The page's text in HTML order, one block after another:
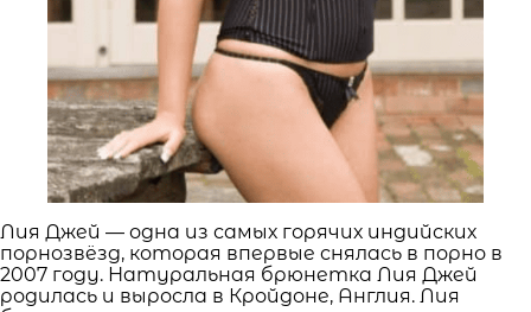
Лия Джей — одна из самых горячих индийских
порнозвёзд, которая впервые снялась в порно в
2007 году. Натуральная брюнетка Лия Джей
родилась и выросла в Кройдоне, Англия. Лия